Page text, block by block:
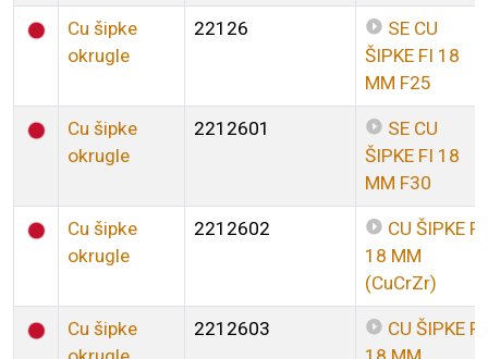
Cu šipke
okrugle
22126
SE CU
ŠIPKE FI 18
MM F25
Cu šipke
okrugle
2212601
SE CU
ŠIPKE FI 18
MM F30
Cu šipke
okrugle
2212602
CU ŠIPKE FI
18 MM
(CuCrZr)
Cu šipke
2212603
CU ŠIPKE FI